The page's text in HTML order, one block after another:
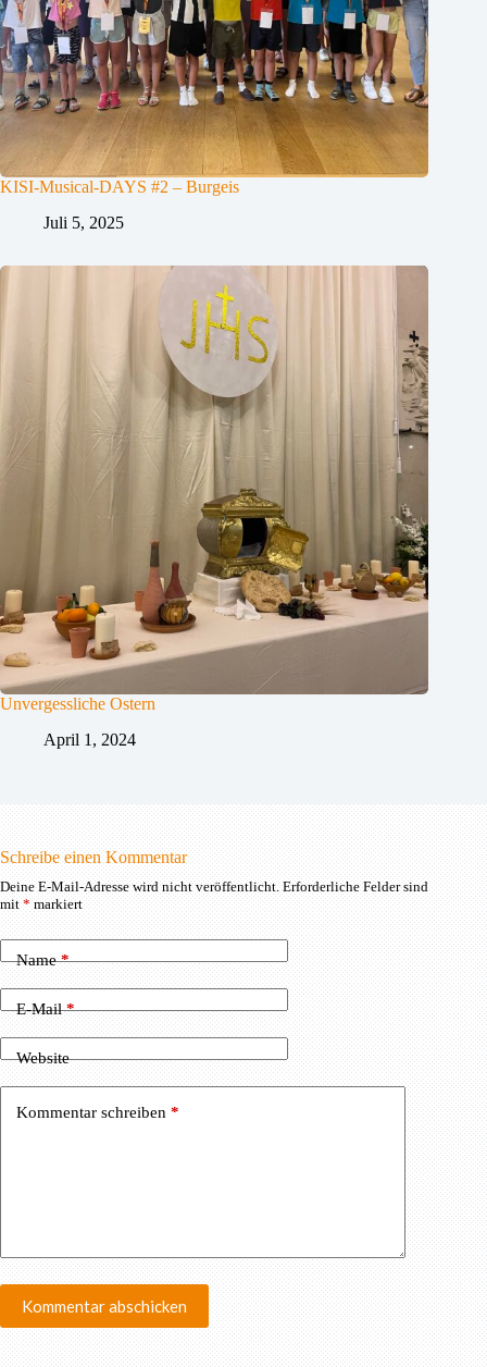
KISI-Musical-DAYS #2 – Burgeis
Juli 5, 2025
Unvergessliche Ostern
April 1, 2024
Schreibe einen Kommentar
Deine E-Mail-Adresse wird nicht veröffentlicht. Erforderliche Felder sind
mit*markiert
Name*
E-Mail*
Website
Kommentar schreiben *
Kommentar abschicken